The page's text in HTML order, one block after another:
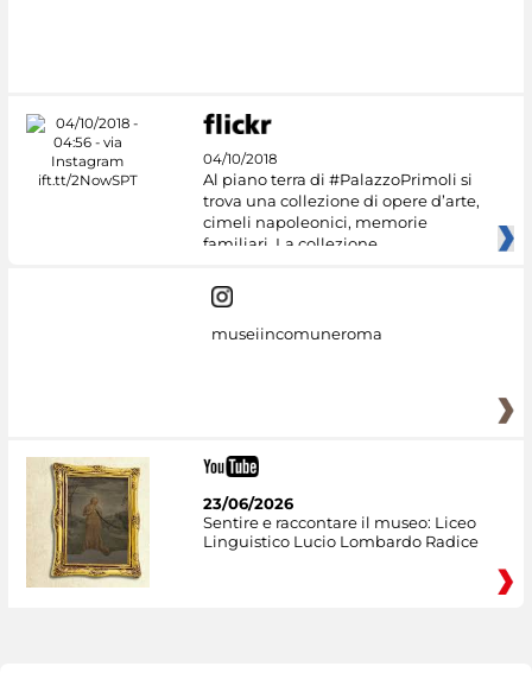
04/10/2018
Al piano terra di #PalazzoPrimoli si
trova una collezione di opere d’arte,
cimeli napoleonici, memorie
familiari. La collezione
museiincomuneroma
23/06/2026
Sentire e raccontare il museo: Liceo
Linguistico Lucio Lombardo Radice